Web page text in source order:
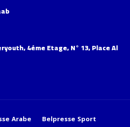
4éme Etage, N° 13, Place Al
Arabe Belpresse Sport